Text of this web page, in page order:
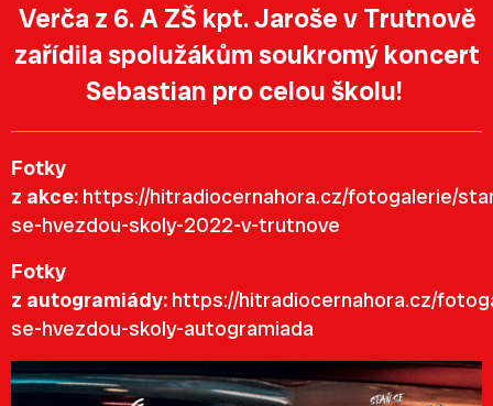
Verča z 6. A ZŠ kpt. Jaroše v Trutnově
zařídila spolužákům soukromý koncert
Sebastian pro celouškolu!
Fotky
z akce: https://hitradiocernahora.cz/fotogalerie/
se-hvezdou-skoly-2022-v-trutnove
Fotky
z autogramiády: https://hitradiocernahora.cz/
se-hvezdou-skoly-autogramiada